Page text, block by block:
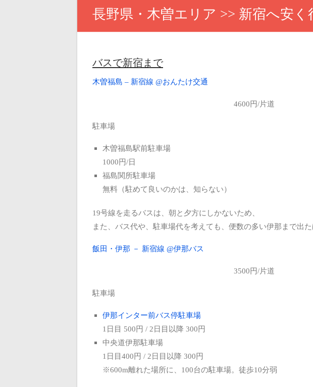
長野県・木曽エリア >> 新宿へ安く
バスで新宿まで
木曽福島 – 新宿線 @おんたけ交通
4600円/片道
駐車場
木曽福島駅前駐車場
1000円/日
福島関所駐車場
無料（駐めて良いのかは、知らない）
19号線を走るバスは、朝と夕方にしかないため、
また、バス代や、駐車場代を考えても、便数の多い伊那まで出た
飯田・伊那 － 新宿線 @伊那バス
3500円/片道
駐車場
伊那インター前バス停駐車場
1日目 500円 / 2日目以降 300円
中央道伊那駐車場
1日目400円 / 2日目以降 300円
※600m離れた場所に、100台の駐車場。徒歩10分弱